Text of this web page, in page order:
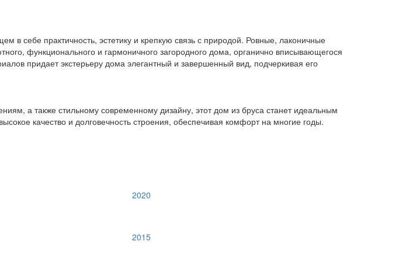
в себе практичность, эстетику и крепкую связь с природой. Ровные, лаконичные
функционального и гармоничного загородного дома, органично вписывающегося
придает экстерьеру дома элегантный и завершенный вид, подчеркивая его
а также стильному современному дизайну, этот дом из бруса станет идеальным
качество и долговечность строения, обеспечивая комфорт на многие годы.
2020
2015